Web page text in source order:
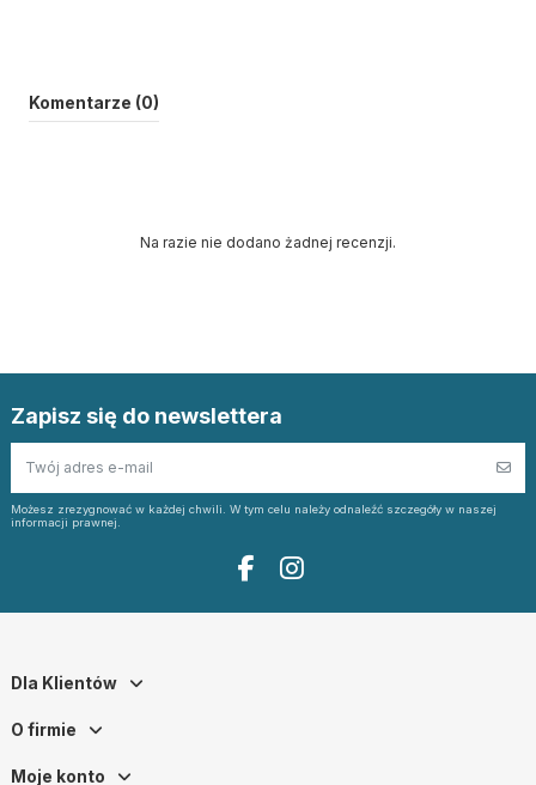
Komentarze (0)
Na razie nie dodano żadnej recenzji.
Zapisz się do newslettera
Możesz zrezygnować w każdej chwili. W tym celu należy odnaleźć szczegóły w naszej
informacji prawnej.
Dla Klientów
O firmie
Moje konto